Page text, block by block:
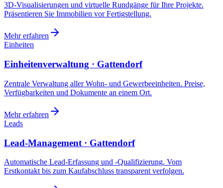
3D-Visualisierungen und virtuelle Rundgänge für Ihre Projekte.
Präsentieren Sie Immobilien vor Fertigstellung.
Mehr erfahren
Einheiten
Einheitenverwaltung · Gattendorf
Zentrale Verwaltung aller Wohn- und Gewerbeeinheiten. Preise,
Verfügbarkeiten und Dokumente an einem Ort.
Mehr erfahren
Leads
Lead-Management · Gattendorf
Automatische Lead-Erfassung und -Qualifizierung. Vom
Erstkontakt bis zum Kaufabschluss transparent verfolgen.